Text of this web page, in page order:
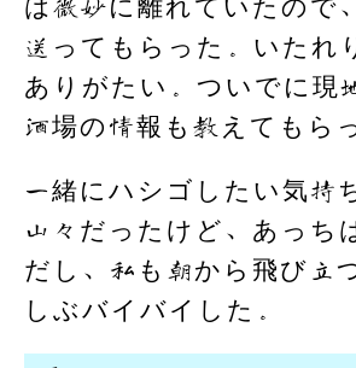
は微妙に離れていたので
送ってもらった。いたれ
ありがたい。ついでに現
酒場の情報も教えてもら
一緒にハシゴしたい気持
山々だったけど、あっち
だし、私も朝から飛び立
しぶバイバイした。